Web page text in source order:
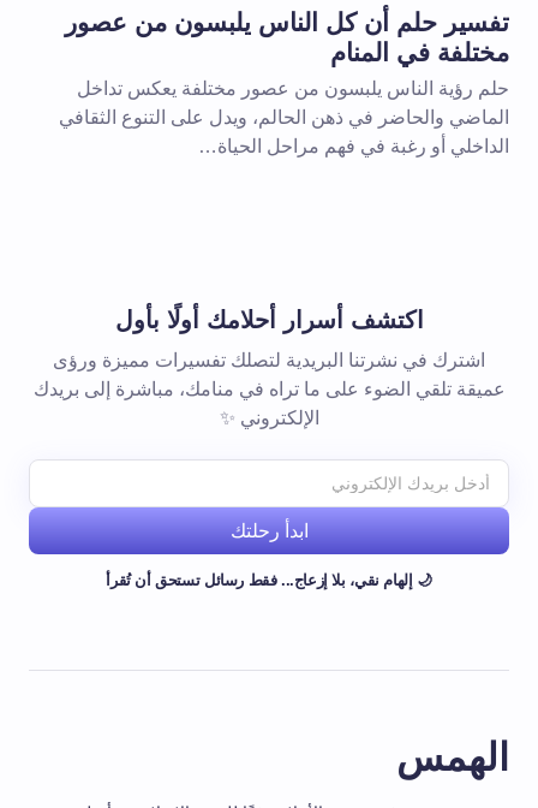
تفسير حلم أن كل الناس يلبسون من عصور
مختلفة في المنام
حلم رؤية الناس يلبسون من عصور مختلفة يعكس تداخل
الماضي والحاضر في ذهن الحالم، ويدل على التنوع الثقافي
الداخلي أو رغبة في فهم مراحل الحياة…
اكتشف أسرار أحلامك أولًا بأول
اشترك في نشرتنا البريدية لتصلك تفسيرات مميزة ورؤى
عميقة تلقي الضوء على ما تراه في منامك، مباشرة إلى بريدك
الإلكتروني ✨
ابدأ رحلتك
🌙 إلهام نقي، بلا إزعاج... فقط رسائل تستحق أن تُقرأ
الهمس